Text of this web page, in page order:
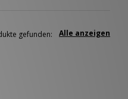
Alle anzeigen
gefunden: